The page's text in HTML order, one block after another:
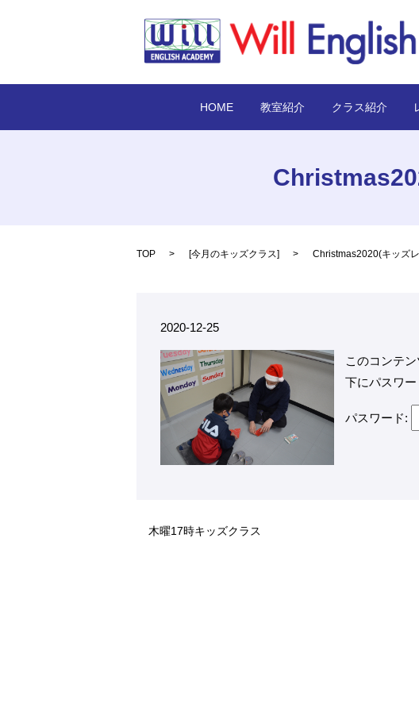
HOME 教室紹介 クラス紹介
TOP [今月のキッズクラス] Christmas2020(キッズ
2020-12-25
このコンテ
下にパスワー
パスワード:
木曜17時キッズクラス